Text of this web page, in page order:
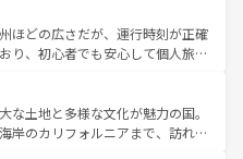
れぞれで全く異なる文化を体験で
なお、新着のフランス情報はコンテンツ一覧
てほしい。 なお、新着の
一覧を参照してほしい。
ある。また、優雅なアフタヌーン
たまらない英国パブ、サッカー観
できる体験も豊富。イギリスを旅
い。
ほどの広さだが、運行時刻が正確
り、初心者でも安心して個人旅行
や、スイスならではのユニークな
観光だけでなく町歩きも満喫する
得が高いため物価も高いが、旅行
な土地と多様な文化が魅力の国。
岸のカリフォルニアまで、訪れる